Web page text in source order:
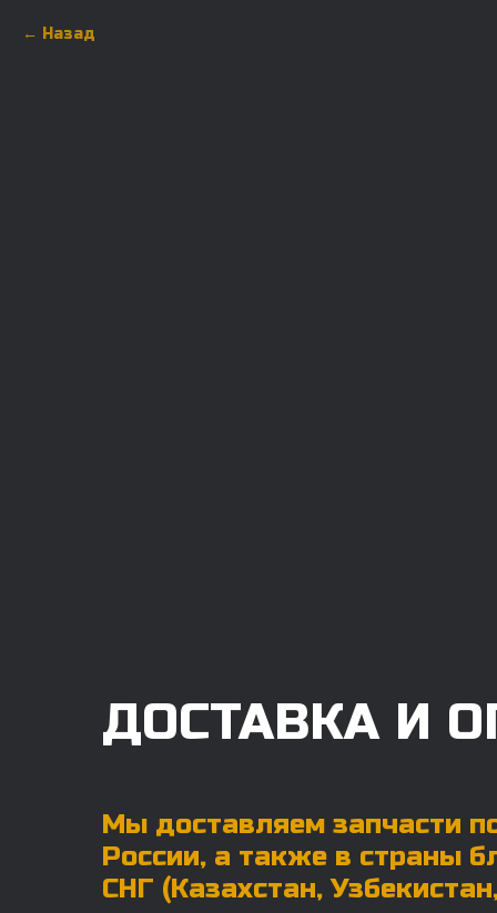
Назад
ДОСТАВКА И
Мы доставляем запчасти
России, а также в страны
СНГ (Казахстан,